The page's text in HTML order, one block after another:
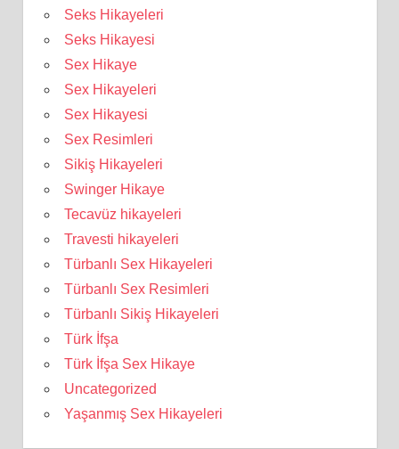
Seks Hikayeleri
Seks Hikayesi
Sex Hikaye
Sex Hikayeleri
Sex Hikayesi
Sex Resimleri
Sikiş Hikayeleri
Swinger Hikaye
Tecavüz hikayeleri
Travesti hikayeleri
Türbanlı Sex Hikayeleri
Türbanlı Sex Resimleri
Türbanlı Sikiş Hikayeleri
Türk İfşa
Türk İfşa Sex Hikaye
Uncategorized
Yaşanmış Sex Hikayeleri